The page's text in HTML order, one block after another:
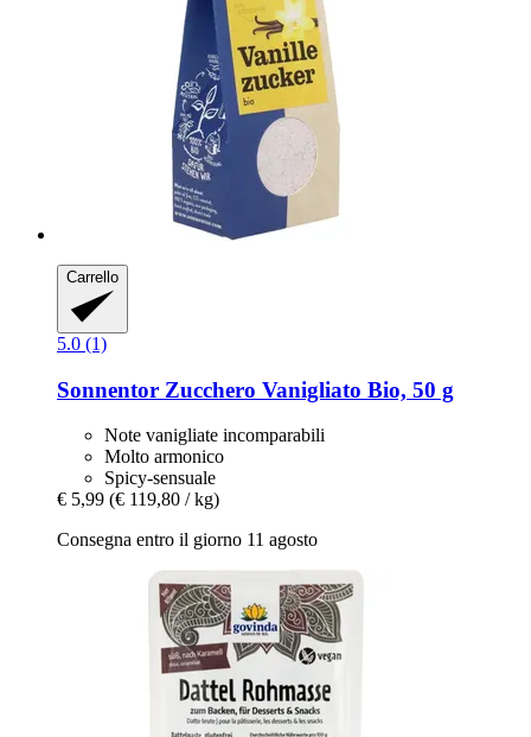
Carrello
5.0 (1)
Sonnentor Zucchero Vanigliato Bio, 50 g
Note vanigliate incomparabili
Molto armonico
Spicy-sensuale
€ 5,99 (€ 119,80 / kg)
Consegna entro il giorno 11 agosto